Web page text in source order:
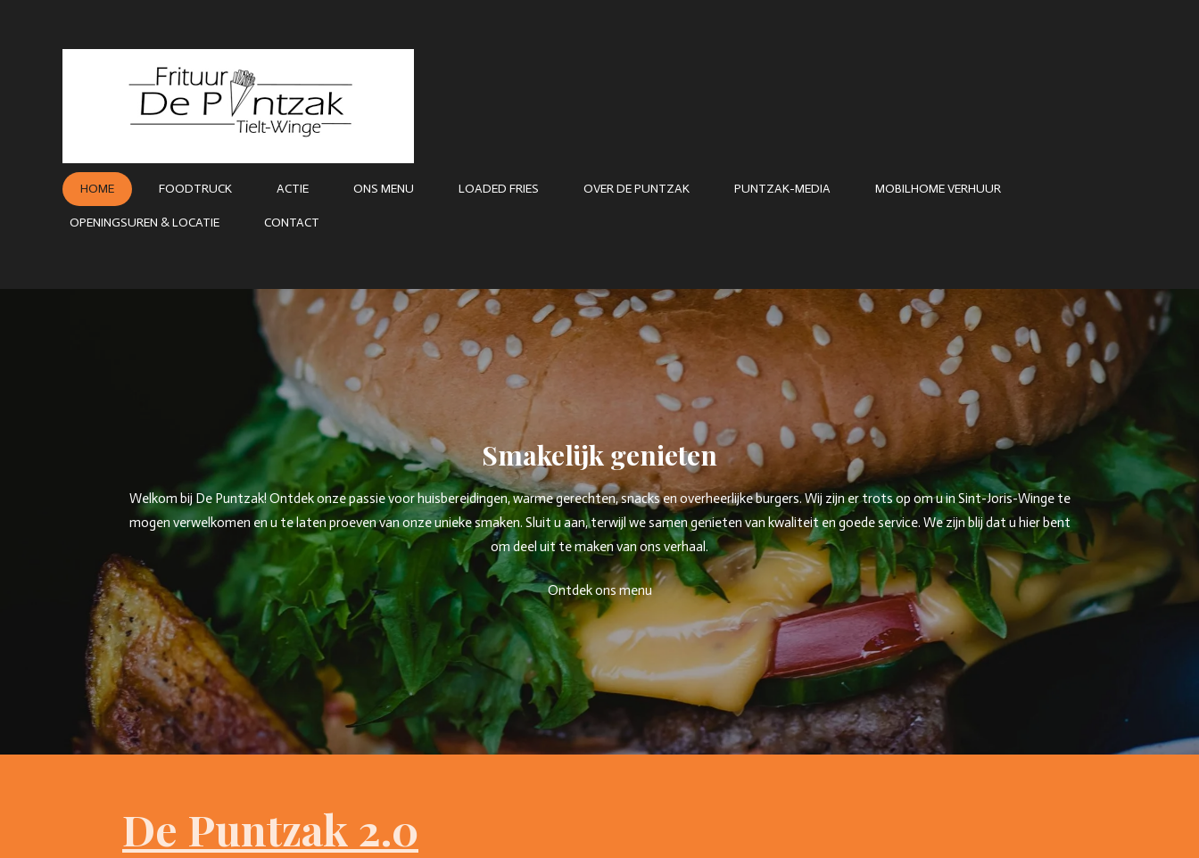
HOME FOODTRUCK ACTIE ONS MENU LOADED FRIES OVER DE PUNTZAK PUNTZAK-MEDIA MOBILHOME VERHUUR
OPENINGSUREN & LOCATIE CONTACT
Smakelijk genieten
Welkom bij De Puntzak! Ontdek onze passie voor huisbereidingen, warme gerechten, snacks en overheerlijke burgers. Wij zijn er trots op om u in Sint-Joris-Winge te
mogen verwelkomen en u te laten proeven van onze unieke smaken. Sluit u aan, terwijl we samen genieten van kwaliteit en goede service. We zijn blij dat u hier bent
om deel uit te maken van ons verhaal.
Ontdek ons menu
De Puntzak 2.0